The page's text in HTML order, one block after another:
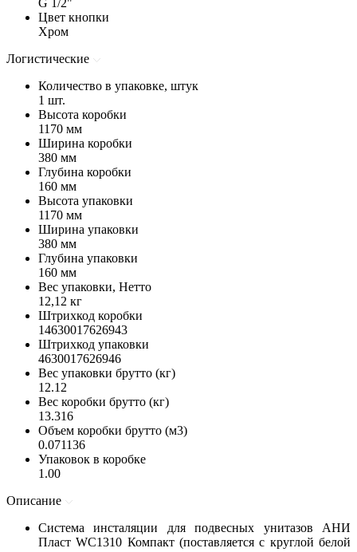
G 1/2"
Цвет кнопки
Хром
Логистические
Количество в упаковке, штук
1 шт.
Высота коробки
1170 мм
Ширина коробки
380 мм
Глубина коробки
160 мм
Высота упаковки
1170 мм
Ширина упаковки
380 мм
Глубина упаковки
160 мм
Вес упаковки, Нетто
12,12 кг
Штрихкод коробки
14630017626943
Штрихкод упаковки
4630017626946
Вес упаковки брутто (кг)
12.12
Вес коробки брутто (кг)
13.316
Объем коробки брутто (м3)
0.071136
Упаковок в коробке
1.00
Описание
Система инсталяции для подвесных унитазов АНИ
Пласт WC1310 Компакт (поставляется с круглой белой